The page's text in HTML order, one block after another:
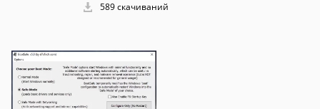
589 скачиваний